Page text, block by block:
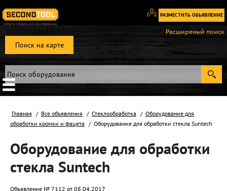
РАЗМЕСТИТЬ ОБЬЯВЛЕНИЕ
Вход
Регистрация
Поиск на карте
Расширеный поиск
Главная Все объявления Стеклообработка
Оборудование для
обработки кромки и фацета
Оборудование для обработки стекла Suntech
Оборудование для обработки
стекла Suntech
Объявление № 7112 от 08.04.2017